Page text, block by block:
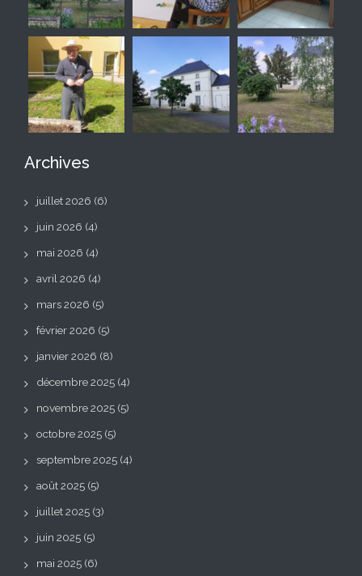
Archives
juillet 2026 (6)
juin 2026 (4)
mai 2026 (4)
avril 2026 (4)
mars 2026 (5)
février 2026 (5)
janvier 2026 (8)
décembre 2025 (4)
novembre 2025 (5)
octobre 2025 (5)
septembre 2025 (4)
août 2025 (5)
juillet 2025 (3)
juin 2025 (5)
mai 2025 (6)